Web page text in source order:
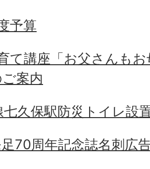
予算
て講座「お父さんも
案内
七久保駅防災トイレ設
70周年記念誌名刺広